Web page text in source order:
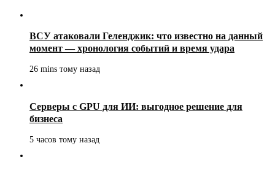
ВСУ атаковали Геленджик: что известно на данный
момент — хронология событий и время удара
26 mins тому назад
Серверы с GPU для ИИ: выгодное решение для
бизнеса
5 часов тому назад